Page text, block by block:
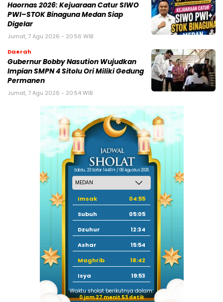
Haornas 2026: Kejuaraan Catur SIWO
PWI–STOK Binaguna Medan Siap
Digelar
Jumat, 7 Agu 2026 - 20:56 WIB
Daerah
Gubernur Bobby Nasution Wujudkan
Impian SMPN 4 Sitolu Ori Miliki Gedung
Permanen
Jumat, 7 Agu 2026 - 20:54 WIB
Sabtu, 23 Safar 1448 H / 08 Agustus 2026
Imsak
04:55
Subuh
05:05
Dzuhur
12:34
Ashar
15:54
Maghrib
18:42
Isya
19:53
Waktu sholat berikutnya dalam:
0 jam 27 menit 52 detik